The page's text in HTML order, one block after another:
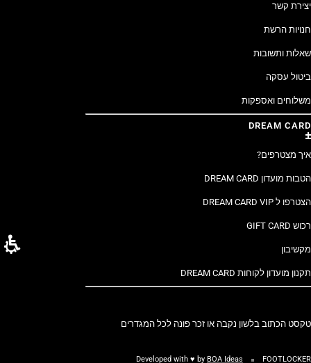
יצירת קשר
חנויות הרשת
שאלות ותשובות
ביטול עסקה
משלוחים ואספקות
DREAM CARD
איך מצטרפים?
הטבות מועדון DREAM CARD
הצטרפו ל DREAM CARD VIP
רכוש GIFT CARD
מקשיבון
תקנון מועדון לקוחות DREAM CARD
טקסט הכתוב בלשון נקבה או זכר פונה לכל המגדרים
FOOTLOCKER
Developed with ♥ by BOA Ideas